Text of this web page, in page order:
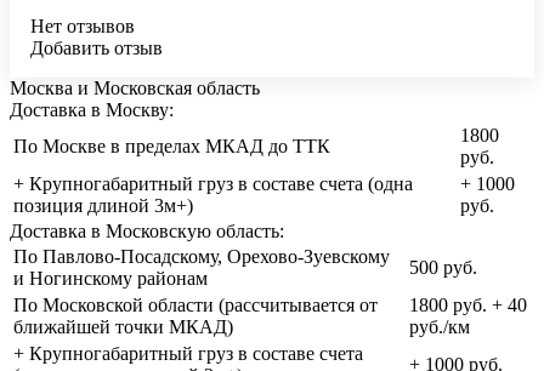
Нет отзывов
Добавить отзыв
Москва и Московская область
Доставка в Москву:
По Москве в пределах МКАД до ТТК
1800
руб.
+ Крупногабаритный груз в составе счета (одна
позиция длиной 3м+)
+ 1000
руб.
Доставка в Московскую область:
По Павлово-Посадскому, Орехово-Зуевскому
и Ногинскому районам
500 руб.
По Московской области (рассчитывается от
ближайшей точки МКАД)
1800 руб. + 40
руб./км
+ Крупногабаритный груз в составе счета
+ 1000 руб.